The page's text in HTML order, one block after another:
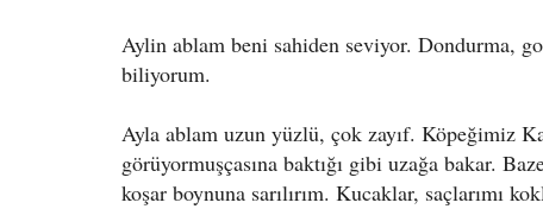
Aylin ablam beni sahiden seviyor. Dondurma,
biliyorum.
Ayla ablam uzun yüzlü, çok zayıf. Köpeğimiz
görüyormuşçasına baktığı gibi uzağa bakar.
koşar boynuna sarılırım. Kucaklar, saçlarımı